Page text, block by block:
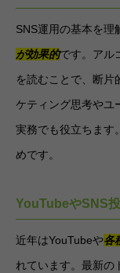
SNS運用の基本を理
が効果的です。アル
を読むことで、断片
ケティング思考やユ
実務でも役立ちます
めです。
YouTubeやSNS
近年はYouTubeや各
れています。最新の